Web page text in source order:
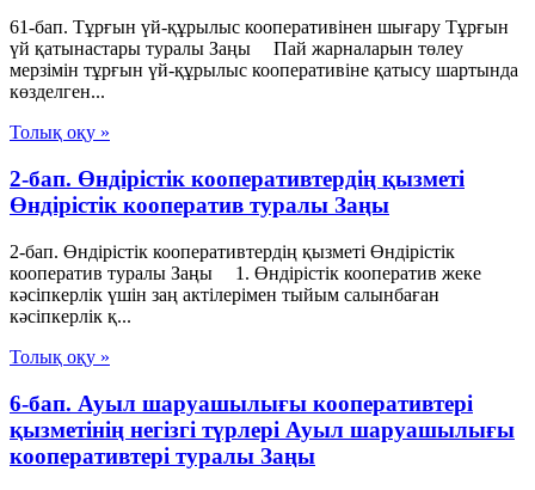
61-бап. Тұрғын үй-құрылыс кооперативінен шығару Тұрғын
үй қатынастары туралы Заңы Пай жарналарын төлеу
мерзімін тұрғын үй-құрылыс кооперативіне қатысу шартында
көзделген...
Толық оқу »
2-бап. Өндiрiстiк кооперативтердiң қызметi
Өндiрiстiк кооператив туралы Заңы
2-бап. Өндiрiстiк кооперативтердiң қызметi Өндiрiстiк
кооператив туралы Заңы 1. Өндiрiстiк кооператив жеке
кәсiпкерлiк үшiн заң актiлерiмен тыйым салынбаған
кәсiпкерлiк қ...
Толық оқу »
6-бап. Ауыл шаруашылығы кооперативтері
қызметінің негізгі түрлері Ауыл шаруашылығы
кооперативтері туралы Заңы